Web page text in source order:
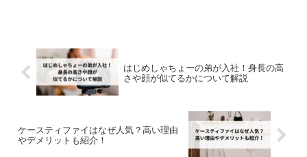
はじめしゃちょーの弟が入社！身長の高
さや顔が似てるかについて解説
ケースティファイはなぜ人気？高い理由
やデメリットも紹介！